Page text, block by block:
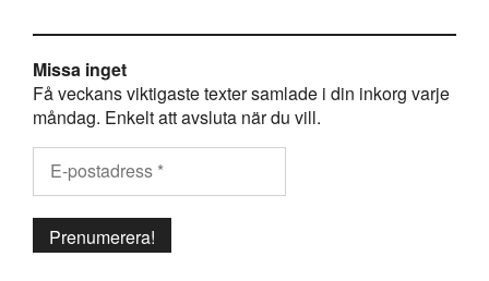
Missa inget
Få veckans viktigaste texter samlade i din inkorg varje
måndag. Enkelt att avsluta när du vill.